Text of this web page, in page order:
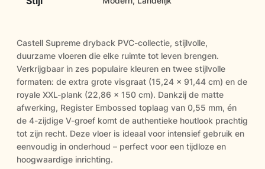
Castell Supreme dryback PVC-collectie, stijlvolle,
duurzame vloeren die elke ruimte tot leven brengen.
Verkrijgbaar in zes populaire kleuren en twee stijlvolle
formaten: de extra grote visgraat (15,24 x 91,44 cm) en de
royale XXL-plank (22,86 x 150 cm). Dankzij de matte
afwerking, Register Embossed toplaag van 0,55 mm, én
de 4-zijdige V-groef komt de authentieke houtlook prachtig
tot zijn recht. Deze vloer is ideaal voor intensief gebruik en
eenvoudig in onderhoud – perfect voor een tijdloze en
hoogwaardige inrichting.